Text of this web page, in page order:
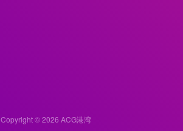
Copyright © 2026 ACG港湾